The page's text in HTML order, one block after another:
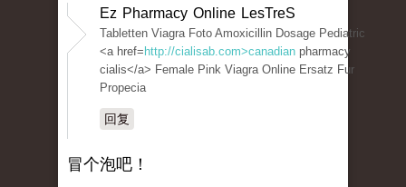
Ez Pharmacy Online LesTreS
Tabletten Viagra Foto Amoxicillin Dosage Pediatric
<a href= http://cialisab.com>canadian pharmacy
cialis</a> Female Pink Viagra Online Ersatz Fur
Propecia
回复
冒个泡吧！